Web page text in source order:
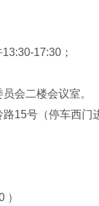
17:30；
会二楼会议室。
15号（停车西门
）